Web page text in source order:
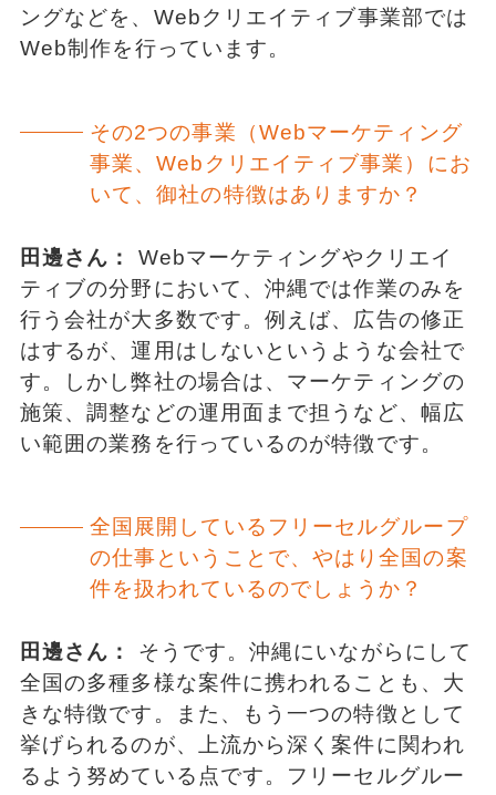
ングなどを、Webクリエイティブ事業部では
Web制作を行っています。
その2つの事業（Webマーケティング
事業、Webクリエイティブ事業）にお
いて、御社の特徴はありますか？
田邊さん：
Webマーケティングやクリエイ
ティブの分野において、沖縄では作業のみを
行う会社が大多数です。例えば、広告の修正
はするが、運用はしないというような会社で
す。しかし弊社の場合は、マーケティングの
施策、調整などの運用面まで担うなど、幅広
い範囲の業務を行っているのが特徴です。
全国展開しているフリーセルグループ
の仕事ということで、やはり全国の案
件を扱われているのでしょうか？
田邊さん：
そうです。沖縄にいながらにして
全国の多種多様な案件に携われることも、大
きな特徴です。また、もう一つの特徴として
挙げられるのが、上流から深く案件に関われ
るよう努めている点です。フリーセルグルー